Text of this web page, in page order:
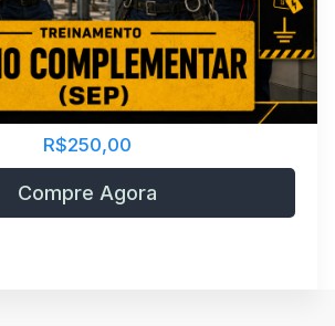
R$250,00
Compre Agora